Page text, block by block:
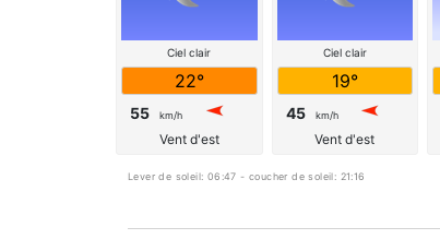
Ciel clair
22°
55 km/h
Vent d'est
Ciel clair
19°
45 km/h
Vent d'est
Lever de soleil: 06:47 - coucher de soleil: 21:16